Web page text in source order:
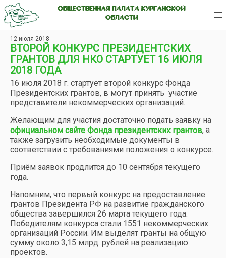
ОБЩЕСТВЕННАЯ ПАЛАТА КУРГАНСКОЙ
ОБЛАСТИ
12 июля 2018
ВТОРОЙ КОНКУРС ПРЕЗИДЕНТСКИХ
ГРАНТОВ ДЛЯ НКО СТАРТУЕТ 16 ИЮЛЯ
2018 ГОДА
16 июля 2018 г. стартует второй конкурс Фонда
Президентских грантов, в могут принять участие
представители некоммерческих организаций.
Желающим для участия достаточно подать заявку на
официальном сайте Фонда президентских грантов, а
также загрузить необходимые документы в
соответствии с требованиями положения о конкурсе.
Приём заявок продлится до 10 сентября текущего
года.
Напомним, что первый конкурс на предоставление
грантов Президента РФ на развитие гражданского
общества завершился 26 марта текущего года.
Победителям конкурса стали 1551 некоммерческих
организаций России. Им выделят гранты на общую
сумму около 3,15 млрд. рублей на реализацию
проектов.